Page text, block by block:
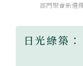
部門聚會新選
日光綠築